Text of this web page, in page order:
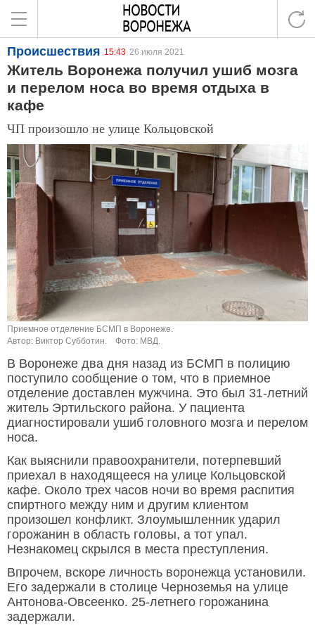
Происшествия 15:43 26 июля 2021
Житель Воронежа получил ушиб мозга
и перелом носа во время отдыха в
кафе
ЧП произошло не улице Кольцовской
Приемное отделение БСМП в Воронеже.
Автор: Виктор Субботин.
Фото: МВД.
В Воронеже два дня назад из БСМП в полицию
поступило сообщение о том, что в приемное
отделение доставлен мужчина. Это был 31-летний
житель Эртильского района. У пациента
диагностировали ушиб головного мозга и перелом
носа.
Как выяснили правоохранители, потерпевший
приехал в находящееся на улице Кольцовской
кафе. Около трех часов ночи во время распития
спиртного между ним и другим клиентом
произошел конфликт. Злоумышленник ударил
горожанин в область головы, а тот упал.
Незнакомец скрылся в места преступления.
Впрочем, вскоре личность воронежца установили.
Его задержали в столице Черноземья на улице
Антонова-Овсеенко. 25-летнего горожанина
задержали.